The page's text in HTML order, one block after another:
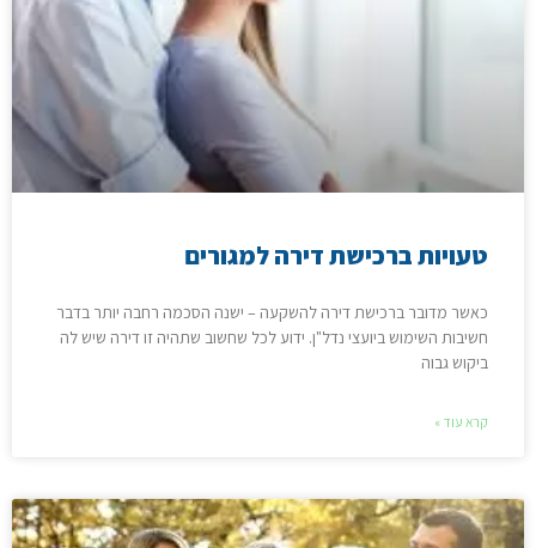
טעויות ברכישת דירה למגורים
כאשר מדובר ברכישת דירה להשקעה – ישנה הסכמה רחבה יותר בדבר
חשיבות השימוש ביועצי נדל"ן. ידוע לכל שחשוב שתהיה זו דירה שיש לה
ביקוש גבוה
קרא עוד »